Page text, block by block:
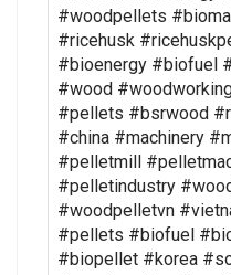
#woodpellets
#ricehusk
#bioenergy #biofuel
#wood
#pellets #bsrwood
#china #machinery
#pelletmill
#pelletindustry
#woodpelletvn
#pellets #biofuel
#biopellet #korea